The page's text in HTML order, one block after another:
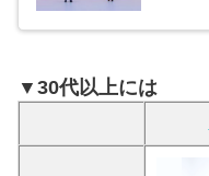
▼30代以上には